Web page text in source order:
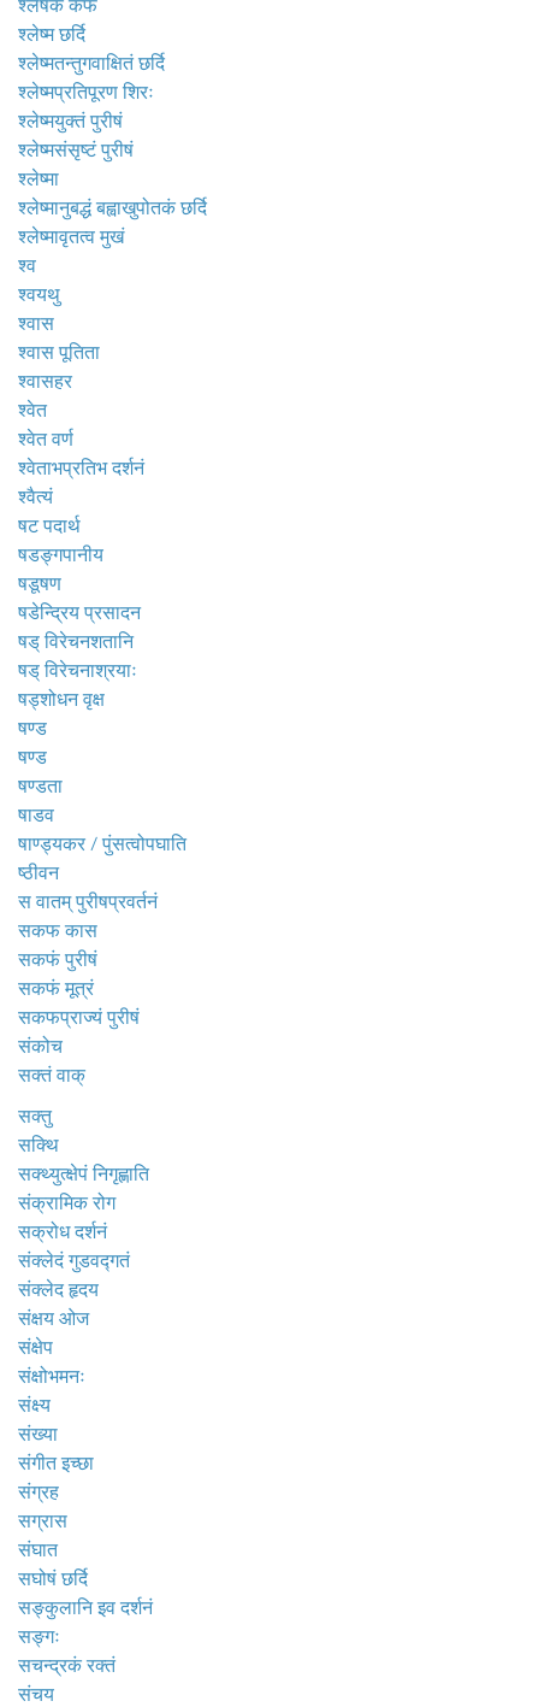
श्लेषक कफ
श्लेष्म छर्दि
श्लेष्मतन्तुगवाक्षितं छर्दि
श्लेष्मप्रतिपूरण शिरः
श्लेष्मयुक्तं पुरीषं
श्लेष्मसंसृष्टं पुरीषं
श्लेष्मा
श्लेष्मानुबद्धं बह्वाखुपोतकं छर्दि
श्लेष्मावृतत्व मुखं
श्व
श्वयथु
श्वास
श्वास पूतिता
श्वासहर
श्वेत
श्वेत वर्ण
श्वेताभप्रतिभ दर्शनं
श्वैत्यं
षट पदार्थ
षडङ्गपानीय
षडूषण
षडेन्द्रिय प्रसादन
षड् विरेचनशतानि
षड् विरेचनाश्रयाः
षड्शोधन वृक्ष
षण्ड
षण्ड
षण्डता
षाडव
षाण्ड्यकर / पुंसत्वोपघाति
ष्ठीवन
स वातम् पुरीषप्रवर्तनं
सकफ कास
सकफं पुरीषं
सकफं मूत्रं
सकफप्राज्यं पुरीषं
संकोच
सक्तं वाक्
सक्तु
सक्थि
सक्थ्युत्क्षेपं निगृह्णाति
संक्रामिक रोग
सक्रोध दर्शनं
संक्लेदं गुडवद्गतं
संक्लेद हृदय
संक्षय ओज
संक्षेप
संक्षोभमनः
संक्ष्य
संख्या
संगीत इच्छा
संग्रह
सग्रास
संघात
सघोषं छर्दि
सङ्कुलानि इव दर्शनं
सङ्गः
सचन्द्रकं रक्तं
संचय